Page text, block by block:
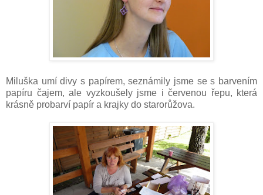
Miluška umí divy s papírem, seznámily jsme se s barvením
papíru čajem, ale vyzkoušely jsme i červenou řepu, která
krásně probarví papír a krajky do starorůžova.